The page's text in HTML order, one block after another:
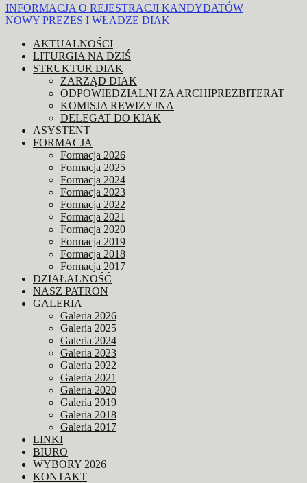
Nawigacja
wpisu
INFORMACJA O REJESTRACJI KANDYDATÓW
NOWY PREZES I WŁADZE DIAK
AKTUALNOŚCI
LITURGIA NA DZIŚ
STRUKTUR DIAK
ZARZĄD DIAK
ODPOWIEDZIALNI ZA ARCHIPREZBITERAT
KOMISJA REWIZYJNA
DELEGAT DO KIAK
ASYSTENT
FORMACJA
Formacja 2026
Formacja 2025
Formacja 2024
Formacja 2023
Formacja 2022
Formacja 2021
Formacja 2020
Formacja 2019
Formacja 2018
Formacja 2017
DZIAŁALNOŚĆ
NASZ PATRON
GALERIA
Galeria 2026
Galeria 2025
Galeria 2024
Galeria 2023
Galeria 2022
Galeria 2021
Galeria 2020
Galeria 2019
Galeria 2018
Galeria 2017
LINKI
BIURO
WYBORY 2026
KONTAKT